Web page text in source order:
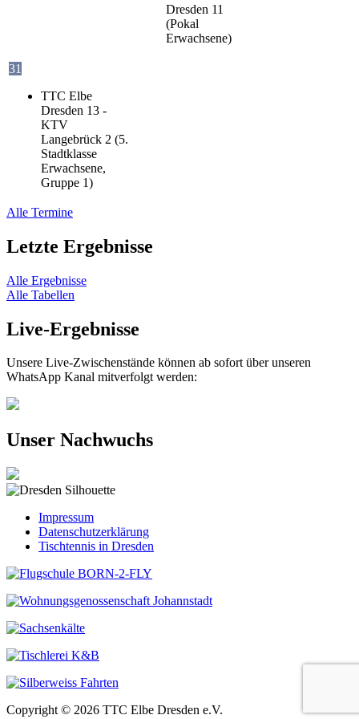
Dresden 11
(Pokal
Erwachsene)
31
TTC Elbe
Dresden 13 -
KTV
Langebrück 2 (5.
Stadtklasse
Erwachsene,
Gruppe 1)
Alle Termine
Letzte Ergebnisse
Alle Ergebnisse
Alle Tabellen
Live-Ergebnisse
Unsere Live-Zwischenstände können ab sofort über unseren
WhatsApp Kanal mitverfolgt werden:
Unser Nachwuchs
Impressum
Datenschutzerklärung
Tischtennis in Dresden
Copyright © 2026 TTC Elbe Dresden e.V.